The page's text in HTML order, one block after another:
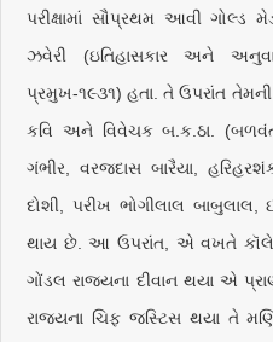
પરીક્ષામાં સૌપ્રથમ આવી ગોલ્ડ
ઝવેરી (ઇતિહાસકાર અને
પ્રમુખ-૧૯૩૧) હતા. તે ઉપરાંત
કવિ અને વિવેચક બ.ક.ઠા.
ગંભીર, વરજદાસ બારૈયા,
દોશી, પરીખ ભોગીલાલ બાબુલાલ,
થાય છે. આ ઉપરાંત, એ વખતે
ગોંડલ રાજ્યના દીવાન થયા એ
રાજ્યના ચિફ જસ્ટિસ થયા તે